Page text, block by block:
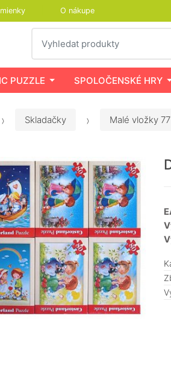
O nákupe
PUZZLE SPOLOČENSKÉ HRY
Skladačky Malé vložky 77